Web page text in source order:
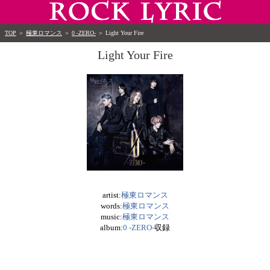
TOP ＞ 極東ロマンス ＞ 0 -ZERO- ＞ Light Your Fire
Light Your Fire
artist:極東ロマンス
words:極東ロマンス
music:極東ロマンス
album:0 -ZERO-収録